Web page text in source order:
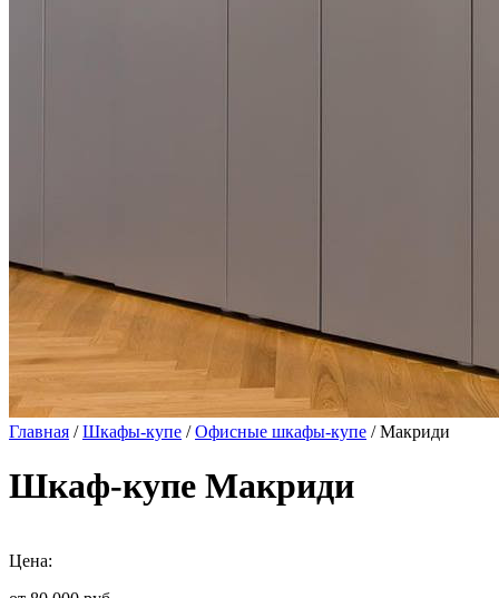
Главная /Шкафы-купе /Офисные шкафы-купе / Макриди
Шкаф-купе Макриди
Цена: